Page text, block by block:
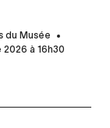
du Musée
à 16h30